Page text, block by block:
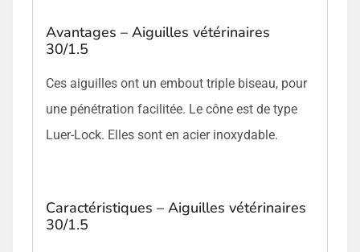
Avantages – Aiguilles vétérinaires
30/1.5
Ces aiguilles ont un embout triple biseau, pour
une pénétration facilitée. Le cône est de type
Luer-Lock. Elles sont en acier inoxydable.
Caractéristiques – Aiguilles vétérinaires
30/1.5